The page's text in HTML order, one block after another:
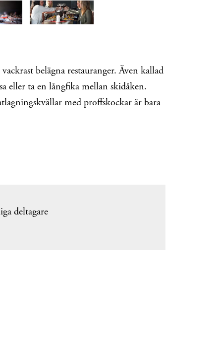
belägna restauranger. Även kallad
eller ta en långfika mellan skidåken.
med proffskockar är bara
deltagare